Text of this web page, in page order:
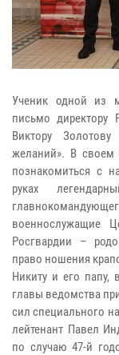
Ученик одной из
письмо директору
Виктору
желаний». В своем
познакомиться с
руках
военнослужащие
Росгвардии –
право ношения
Никиту и его папу,
главы ведомства
сил специального
лейтенант Павел
по случаю 47-й